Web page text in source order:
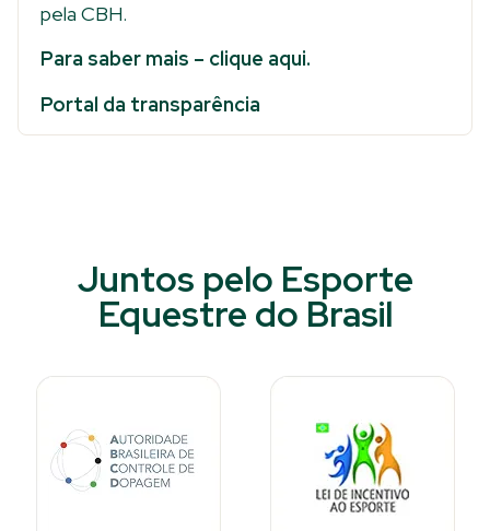
pela CBH.
Para saber mais – clique aqui.
Portal da transparência
Juntos pelo Esporte
Equestre do Brasil